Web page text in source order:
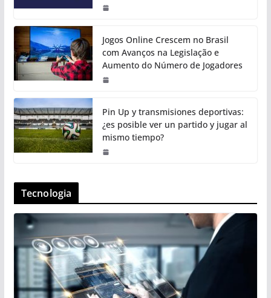
Jogos Online Crescem no Brasil
com Avanços na Legislação e
Aumento do Número de Jogadores
Pin Up y transmisiones deportivas:
¿es posible ver un partido y jugar al
mismo tiempo?
Tecnologia